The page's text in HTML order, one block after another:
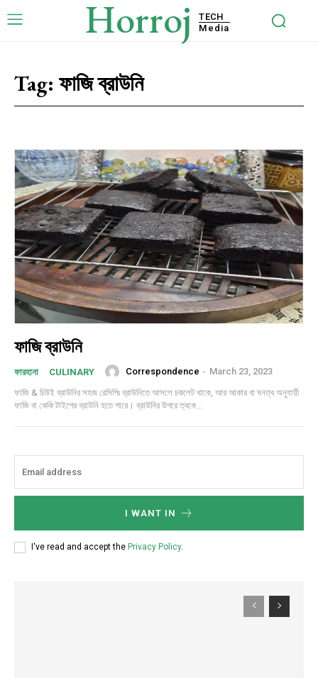
Horroj
TECH
Media
Tag: ফাজি ব্রাউনি
ফাজি ব্রাউনি
ফারহানা CULINARY Correspondence - March 23, 2023
ফাজি & চিউই ব্রাউনির সহজ রেসিপিঃ ব্রাউনিতে আসলে চকলেট থাকে, আর আকার বা ঘনত্ব অনুযায়ী
ফাজি বা কেকি টাইপের ব্রাউনি হতে পারে। ব্রাউনির উপরে ত্বকে...
I WANT IN
I've read and accept the Privacy Policy.